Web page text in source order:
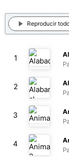
Reproducir
1
2
3
4